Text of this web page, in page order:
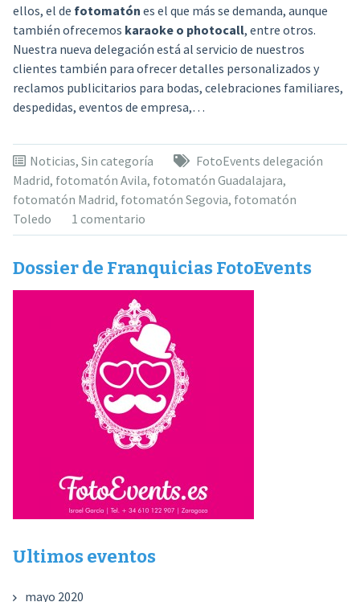
ellos, el de fotomatón es el que más se demanda, aunque
también ofrecemos karaoke o photocall, entre otros.
Nuestra nueva delegación está al servicio de nuestros
clientes también para ofrecer detalles personalizados y
reclamos publicitarios para bodas, celebraciones familiares,
despedidas, eventos de empresa,…
Noticias, Sin categoría
FotoEvents delegación
Madrid, fotomatón Avila, fotomatón Guadalajara,
fotomatón Madrid, fotomatón Segovia, fotomatón
Toledo
1 comentario
Dossier de Franquicias FotoEvents
Ultimos eventos
mayo 2020